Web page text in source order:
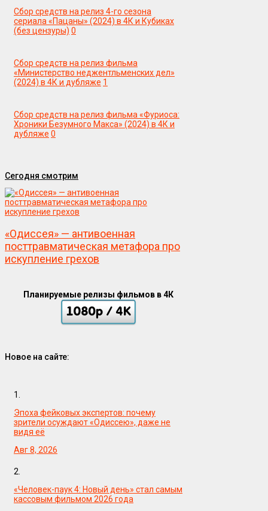
Сбор средств на релиз 4-го сезона
сериала «Пацаны» (2024) в 4К и Кубиках
(без цензуры) 0
Сбор средств на релиз фильма
«Министерство неджентльменских дел»
(2024) в 4К и дубляже 1
Сбор средств на релиз фильма «Фуриоса:
Хроники Безумного Макса» (2024) в 4К и
дубляже 0
Сегодня смотрим
«Одиссея» — антивоенная
посттравматическая метафора про
искупление грехов
Планируемые релизы фильмов в 4К
Новое на сайте:
1.
Эпоха фейковых экспертов: почему
зрители осуждают «Одиссею», даже не
видя её
Авг 8, 2026
2.
«Человек-паук 4: Новый день» стал самым
кассовым фильмом 2026 года